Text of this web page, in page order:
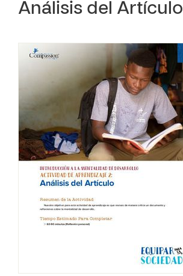
Análisis del Artículo